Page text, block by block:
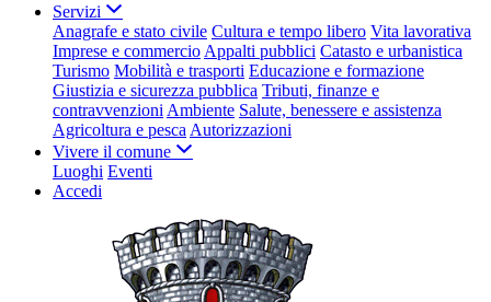
Servizi
Anagrafe e stato civile Cultura e tempo libero Vita lavorativa
Imprese e commercio Appalti pubblici Catasto e urbanistica
Turismo Mobilità e trasporti Educazione e formazione
Giustizia e sicurezza pubblica Tributi, finanze e
contravvenzioni Ambiente Salute, benessere e assistenza
Agricoltura e pesca Autorizzazioni
Vivere il comune
Luoghi Eventi
Accedi